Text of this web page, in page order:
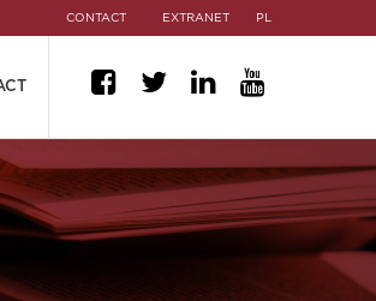
CONTACT EXTRANET PL